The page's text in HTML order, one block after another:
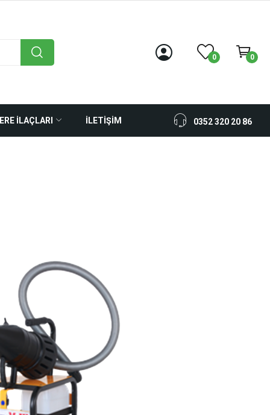
0 0
İLAÇLARI İLETİŞİM 0352 320 20 86